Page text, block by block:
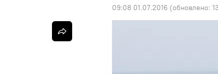
09:08 01.07.2016 (обновлено: